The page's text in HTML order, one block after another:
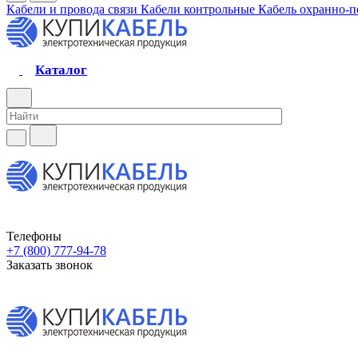
Кабели и провода связи Кабели контрольные Кабель охранно-
Каталог
Телефоны
+7 (800) 777-94-78
Заказать звонок